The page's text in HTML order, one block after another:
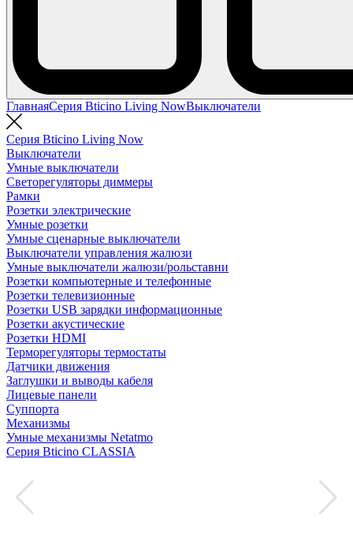
ГлавнаяСерия Bticino Living NowВыключатели
Серия Bticino Living Now
Выключатели
Умные выключатели
Светорегуляторы диммеры
Рамки
Розетки электрические
Умные розетки
Умные сценарные выключатели
Выключатели управления жалюзи
Умные выключатели жалюзи/рольставни
Розетки компьютерные и телефонные
Розетки телевизионные
Розетки USB зарядки информационные
Розетки акустические
Розетки HDMI
Терморегуляторы термостаты
Датчики движения
Заглушки и выводы кабеля
Лицевые панели
Суппорта
Механизмы
Умные механизмы Netatmo
Серия Bticino CLASSIA